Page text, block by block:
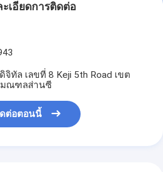
ะเอียดการติดต่อ
ทัล เลขที่ 8 Keji 5th Road เขต
มณฑลส่านซี
ต่อตอนนี้